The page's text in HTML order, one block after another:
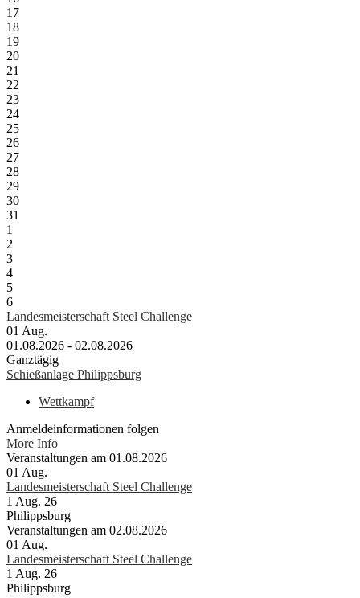
17
18
19
20
21
22
23
24
25
26
27
28
29
30
31
1
2
3
4
5
6
Landesmeisterschaft Steel Challenge
01 Aug.
01.08.2026 - 02.08.2026
Ganztägig
Schießanlage Philippsburg
Wettkampf
Anmeldeinformationen folgen
More Info
Veranstaltungen am 01.08.2026
01 Aug.
Landesmeisterschaft Steel Challenge
1 Aug. 26
Philippsburg
Veranstaltungen am 02.08.2026
01 Aug.
Landesmeisterschaft Steel Challenge
1 Aug. 26
Philippsburg